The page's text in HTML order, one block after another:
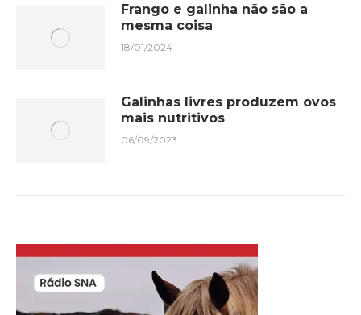
Frango e galinha não são a
mesma coisa
18/01/2024
Galinhas livres produzem ovos
mais nutritivos
06/09/2023